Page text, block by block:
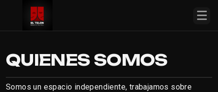
QUIENES SOMOS
Somos un espacio independiente, trabajamos sobre